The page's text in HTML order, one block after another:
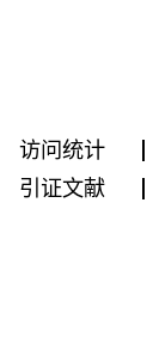
访问统计
引证文献